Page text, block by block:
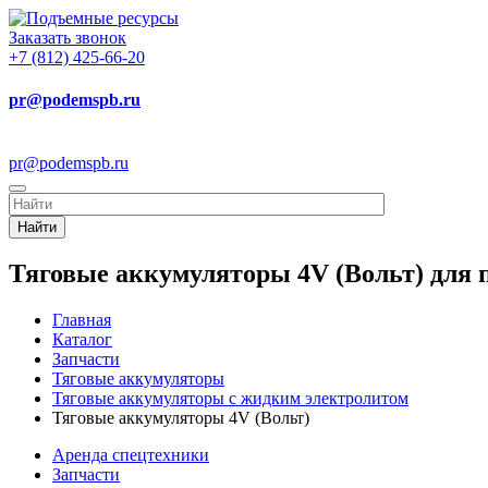
Заказать звонок
+7 (812) 425-66-20
pr@podemspb.ru
pr@podemspb.ru
Найти
Тяговые аккумуляторы 4V (Вольт) для
Главная
Каталог
Запчасти
Тяговые аккумуляторы
Тяговые аккумуляторы с жидким электролитом
Тяговые аккумуляторы 4V (Вольт)
Аренда спецтехники
Запчасти